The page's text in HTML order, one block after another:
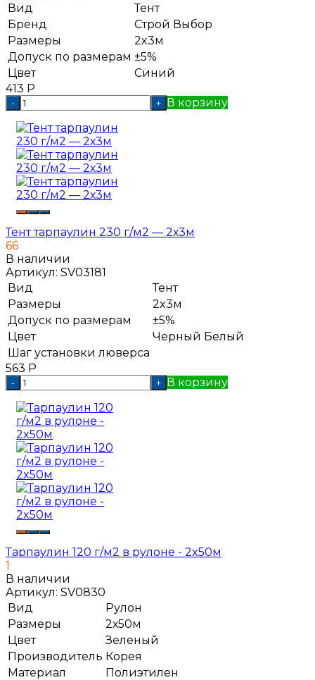
Вид
Тент
Бренд
Строй Выбор
Размеры
2x3м
Допуск по размерам ±5%
Цвет
Синий
413 Р
- + В корзину
Тент тарпаулин 230 г/м2 — 2х3м
66
В наличии
Артикул: SV03181
Вид
Тент
Размеры
2x3м
Допуск по размерам
±5%
Цвет
Черный Белый
Шаг установки люверса
563 Р
- + В корзину
Тарпаулин 120 г/м2 в рулоне - 2x50м
1
В наличии
Артикул: SV0830
Вид
Рулон
Размеры
2х50м
Цвет
Зеленый
Производитель Корея
Материал
Полиэтилен